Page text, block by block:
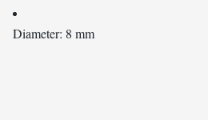
Diameter: 8 mm